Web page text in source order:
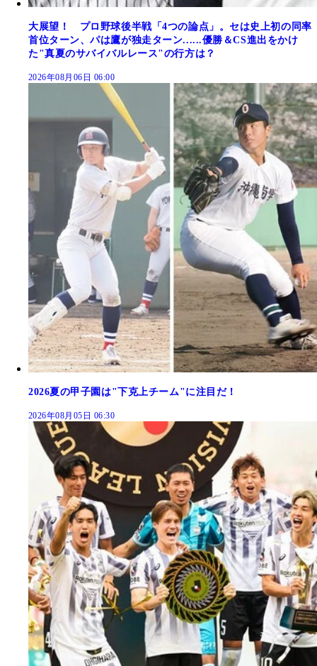
大展望！ プロ野球後半戦「4つの論点」。セは史上初の同率
首位ターン、パは鷹が独走ターン......優勝＆CS進出をかけ
た"真夏のサバイバルレース"の行方は？
2026年08月06日 06:00
2026夏の甲子園は"下克上チーム"に注目だ！
2026年08月05日 06:30